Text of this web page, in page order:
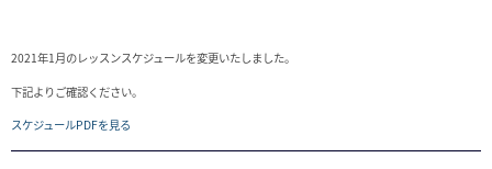
2021年1月のレッスンスケジュールを変更いたしました。
下記よりご確認ください。
スケジュールPDFを見る